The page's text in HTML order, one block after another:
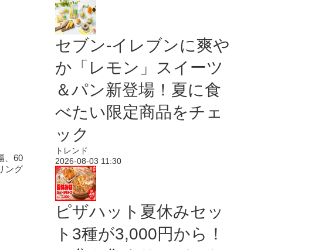
、60
ング
セブン‐イレブンに爽や
か「レモン」スイーツ
＆パン新登場！夏に食
べたい限定商品をチェ
ック
トレンド
2026-08-03 11:30
ピザハット夏休みセッ
ト3種が3,000円から！